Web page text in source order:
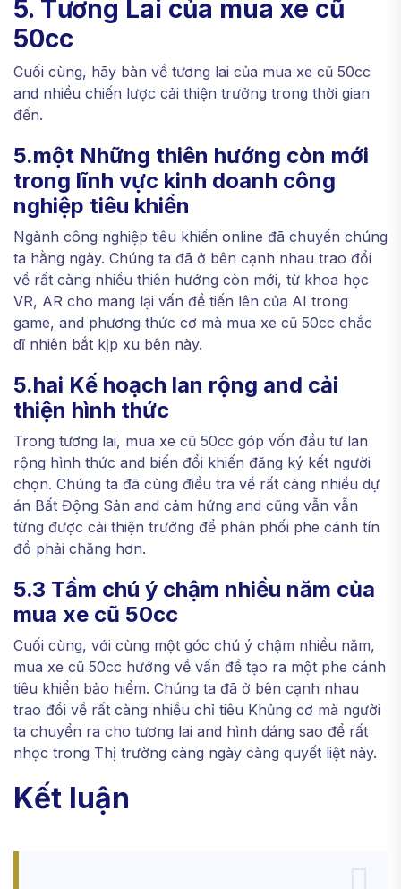
5. Tương Lai của mua xe cũ
50cc
Cuối cùng, hãy bàn về tương lai của mua xe cũ 50cc
and nhiều chiến lược cải thiện trưởng trong thời gian
đến.
5.một Những thiên hướng còn mới
trong lĩnh vực kinh doanh công
nghiệp tiêu khiển
Ngành công nghiệp tiêu khiển online đã chuyển chúng
ta hằng ngày. Chúng ta đã ở bên cạnh nhau trao đổi
về rất càng nhiều thiên hướng còn mới, từ khoa học
VR, AR cho mang lại vấn đề tiến lên của AI trong
game, and phương thức cơ mà mua xe cũ 50cc chắc
dĩ nhiên bắt kịp xu bên này.
5.hai Kế hoạch lan rộng and cải
thiện hình thức
Trong tương lai, mua xe cũ 50cc góp vốn đầu tư lan
rộng hình thức and biến đổi khiến đăng ký kết người
chọn. Chúng ta đã cùng điều tra về rất càng nhiều dự
án Bất Động Sản and cảm hứng and cũng vẫn vẫn
từng được cải thiện trưởng để phân phối phe cánh tín
đồ phải chăng hơn.
5.3 Tầm chú ý chậm nhiều năm của
mua xe cũ 50cc
Cuối cùng, với cùng một góc chú ý chậm nhiều năm,
mua xe cũ 50cc hướng về vấn đề tạo ra một phe cánh
tiêu khiển bảo hiểm. Chúng ta đã ở bên cạnh nhau
trao đổi về rất càng nhiều chỉ tiêu Khủng cơ mà người
ta chuyển ra cho tương lai and hình dáng sao để rất
nhọc trong Thị trường càng ngày càng quyết liệt này.
Kết luận